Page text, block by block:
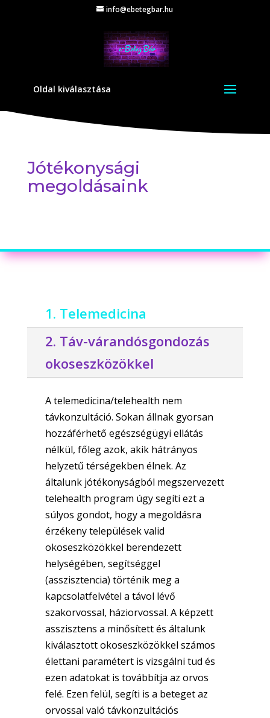
info@ebetegbar.hu
Oldal kiválasztása
Jótékonysági
megoldásaink
1. Telemedicina
2. Táv-várandósgondozás
okoseszközökkel
A telemedicina/telehealth nem
távkonzultáció. Sokan állnak gyorsan
hozzáférhető egészségügyi ellátás
nélkül, főleg azok, akik hátrányos
helyzetű térségekben élnek. Az
általunk jótékonyságból megszervezett
telehealth program úgy segíti ezt a
súlyos gondot, hogy a megoldásra
érzékeny települések valid
okoseszközökkel berendezett
helységében, segítséggel
(asszisztencia) történik meg a
kapcsolatfelvétel a távol lévő
szakorvossal, háziorvossal. A képzett
asszisztens a minősített és általunk
kiválasztott okoseszközökkel számos
élettani paramétert is vizsgálni tud és
ezen adatokat is továbbítja az orvos
felé. Ezen felül, segíti is a beteget az
orvossal való távkonzultációs